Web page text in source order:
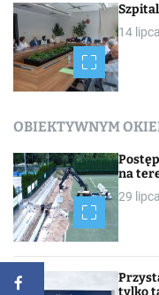
14
OBIEKTYWNYM
na
29
tylko